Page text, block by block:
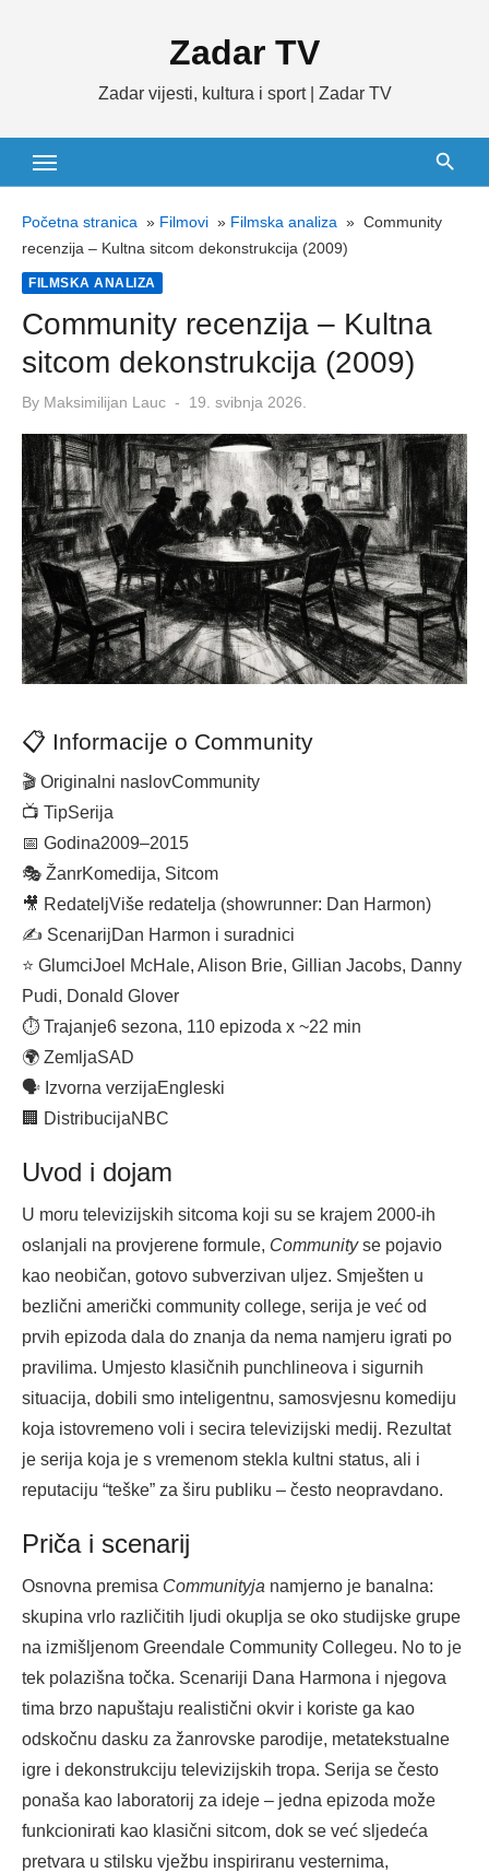
Zadar TV
Zadar vijesti, kultura i sport | Zadar TV
Početna stranica » Filmovi » Filmska analiza » Community
recenzija – Kultna sitcom dekonstrukcija (2009)
FILMSKA ANALIZA
Community recenzija – Kultna
sitcom dekonstrukcija (2009)
By Maksimilijan Lauc
Posted
19. svibnja 2026.
📋 Informacije o Community
🎬 Originalni naslovCommunity
📺 TipSerija
📅 Godina2009–2015
🎭 ŽanrKomedija, Sitcom
🎥 RedateljViše redatelja (showrunner: Dan Harmon)
✍️ ScenarijDan Harmon i suradnici
⭐ GlumciJoel McHale, Alison Brie, Gillian Jacobs, Danny
Pudi, Donald Glover
⏱ Trajanje6 sezona, 110 epizoda x ~22 min
🌍 ZemljaSAD
🗣 Izvorna verzijaEngleski
🏢 DistribucijaNBC
Uvod i dojam
U moru televizijskih sitcoma koji su se krajem 2000-ih
oslanjali na provjerene formule, Communityse pojavio
kao neobičan, gotovo subverzivan uljez. Smješten u
bezlični američki community college, serija je već od
prvih epizoda dala do znanja da nema namjeru igrati po
pravilima. Umjesto klasičnih punchlineova i sigurnih
situacija, dobili smo inteligentnu, samosvjesnu komediju
koja istovremeno voli i secira televizijski medij. Rezultat
je serija koja je s vremenom stekla kultni status, ali i
reputaciju “teške” za širu publiku – često neopravdano.
Priča i scenarij
Osnovna premisa Communityja namjerno je banalna:
skupina vrlo različitih ljudi okuplja se oko studijske grupe
na izmišljenom Greendale Community Collegeu. No to je
tek polazišna točka. Scenariji Dana Harmona i njegova
tima brzo napuštaju realistični okvir i koriste ga kao
odskočnu dasku za žanrovske parodije, metatekstualne
igre i dekonstrukciju televizijskih tropa. Serija se često
ponaša kao laboratorij za ideje – jedna epizoda može
funkcionirati kao klasični sitcom, dok se već sljedeća
pretvara u stilsku vježbu inspiriranu vesternima,